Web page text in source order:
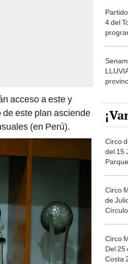
acceso a este y
este plan asciende
(en Perú).
4 del
Circo
del 15
Circo
de
Circo
Del 25
Costa